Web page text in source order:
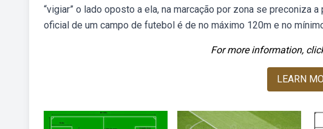
“vigiar” o lado oposto a ela, na marcação por zona se preconiza
oficial de um campo de futebol é de no máximo 120m e no
For more information,
LEARN